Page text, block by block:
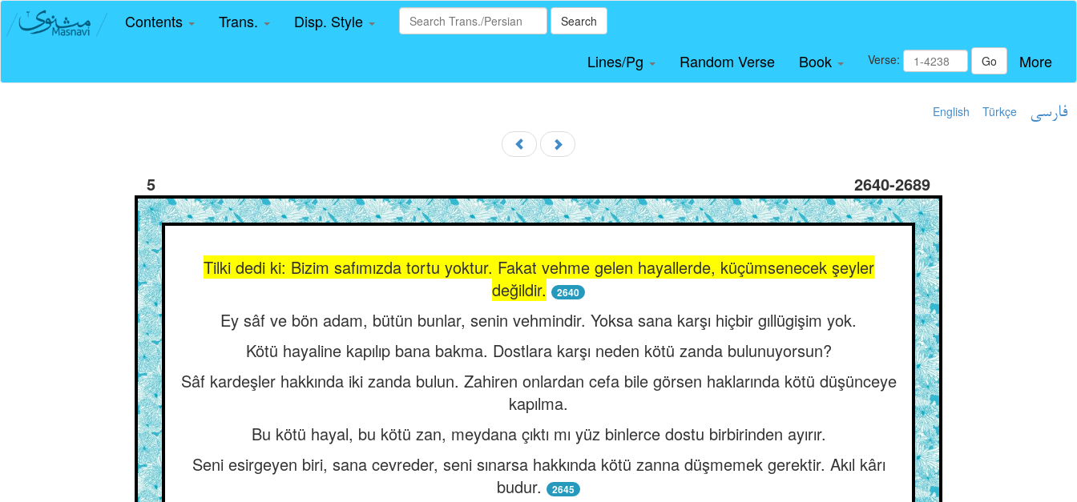
Contents Trans. Disp. Style Search
Lines/Pg Random Verse Book Verse: Go More
English Türkçe فارسی
5 2640-2689
Tilki dedi ki: Bizim safımızda tortu yoktur. Fakat vehme gelen hayallerde, küçümsenecek şeyler
değildir.
2640
Ey sâf ve bön adam, bütün bunlar, senin vehmindir. Yoksa sana karşı hiçbir gıllügişim yok.
Kötü hayaline kapılıp bana bakma. Dostlara karşı neden kötü zanda bulunuyorsun?
Sâf kardeşler hakkında iki zanda bulun. Zahiren onlardan cefa bile görsen haklarında kötü düşünceye
kapılma.
Bu kötü hayal, bu kötü zan, meydana çıktı mı yüz binlerce dostu birbirinden ayırır.
Seni esirgeyen biri, sana cevreder, seni sınarsa hakkında kötü zanna düşmemek gerektir. Akıl kârı
budur.
2645